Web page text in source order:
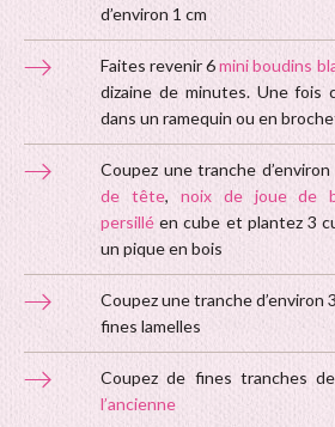
d’environ 1 cm
Faites revenir 6mini boudins
dizaine de minutes. Une fois
dans un ramequin ou en
Coupez une tranche
de tête, noix de joue de
persillé en cube et plantez 3
un pique en bois
Coupez une tranche d’environ
fines lamelles
Coupez de fines tranches de
l’ancienne